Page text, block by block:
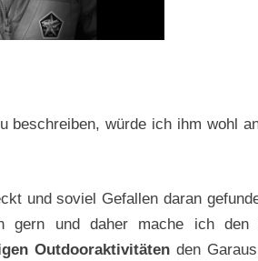
würde ich ihm wohl
und soviel Gefallen daran
gern und daher mache ich den
Outdooraktivitäten den